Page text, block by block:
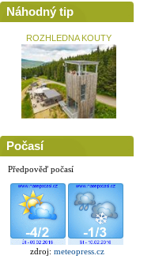
Náhodný tip
ROZHLEDNA KOUTY
Počasí
Předpověď počasí
zdroj: meteopress.cz